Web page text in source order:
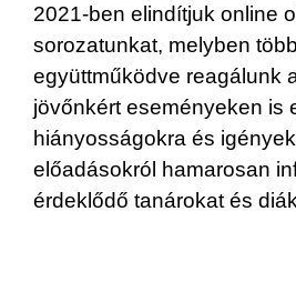
2021-ben elindítjuk online
sorozatunkat, melyben
együttműködve reagálunk
jövőnkért eseményeken is
hiányosságokra és
előadásokról hamarosan
érdeklődő tanárokat és